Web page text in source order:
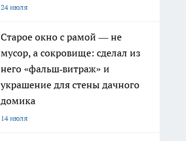
24 июля
Старое окно с рамой — не
мусор, а сокровище: сделал из
него «фальш‑витраж» и
украшение для стены дачного
домика
14 июля